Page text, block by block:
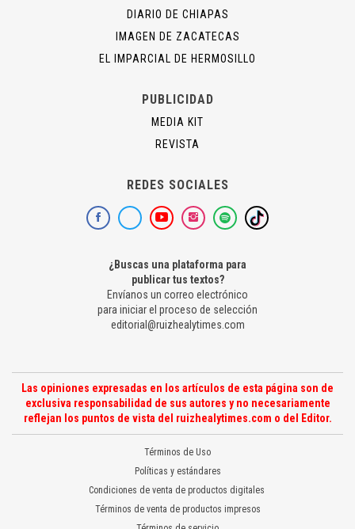
DIARIO DE CHIAPAS
IMAGEN DE ZACATECAS
EL IMPARCIAL DE HERMOSILLO
PUBLICIDAD
MEDIA KIT
REVISTA
REDES SOCIALES
¿Buscas una plataforma para
publicar tus textos?
Envíanos un correo electrónico
para iniciar el proceso de selección
editorial@ruizhealytimes.com
Las opiniones expresadas en los artículos de esta página son de
exclusiva responsabilidad de sus autores y no necesariamente
reflejan los puntos de vista del ruizhealytimes.com o del Editor.
Términos de Uso
Políticas y estándares
Condiciones de venta de productos digitales
Términos de venta de productos impresos